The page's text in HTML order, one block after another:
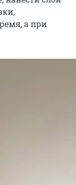
а при